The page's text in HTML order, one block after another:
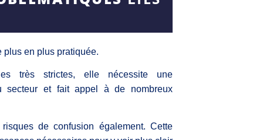
plus en plus pratiquée.
très strictes, elle nécessite une
secteur et fait appel à de nombreux
de confusion également. Cette